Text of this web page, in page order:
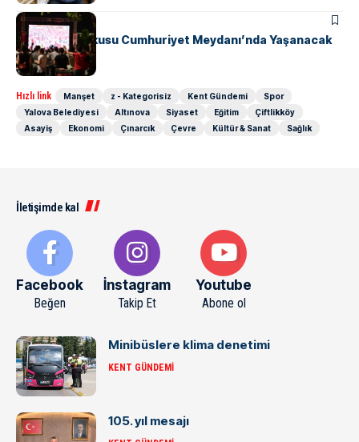
GÜNDEMSPOR
Milli Maç Coşkusu Cumhuriyet Meydanı’nda Yaşanacak
Hızlı link Manşet z - Kategorisiz Kent Gündemi
Spor
Yalova Belediyesi
Altınova Siyaset Eğitim
Çiftlikköy
Asayiş
Ekonomi Çınarcık Çevre Kültür & Sanat Sağlık
İletişimde kal
Facebook
Beğen
İnstagram
Takip Et
Youtube
Abone ol
Minibüslere klima denetimi
KENT GÜNDEMI
105. yıl mesajı